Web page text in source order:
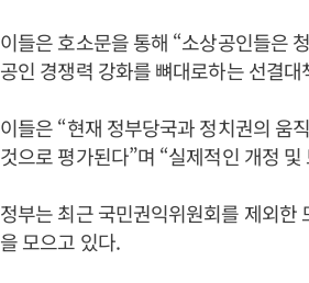
이들은 호소문을 통해 “소상공인들은
공인 경쟁력 강화를 뼈대로하는 선결
이들은 “현재 정부당국과 정치권의 움
것으로 평가된다”며 “실제적인 개정
정부는 최근 국민권익위원회를 제외한
을 모으고 있다.